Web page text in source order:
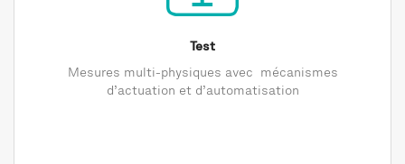
Test
Mesures multi-physiques avec mécanismes
d’actuation et d’automatisation